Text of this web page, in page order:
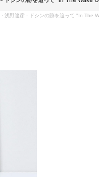
· 浅野達彦 - ドシンの跡を追って "In The